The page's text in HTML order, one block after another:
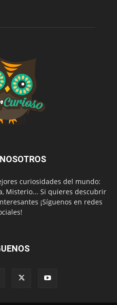
curiosidades del mundo:
Misterio... Si quieres descubrir
¡Síguenos en redes